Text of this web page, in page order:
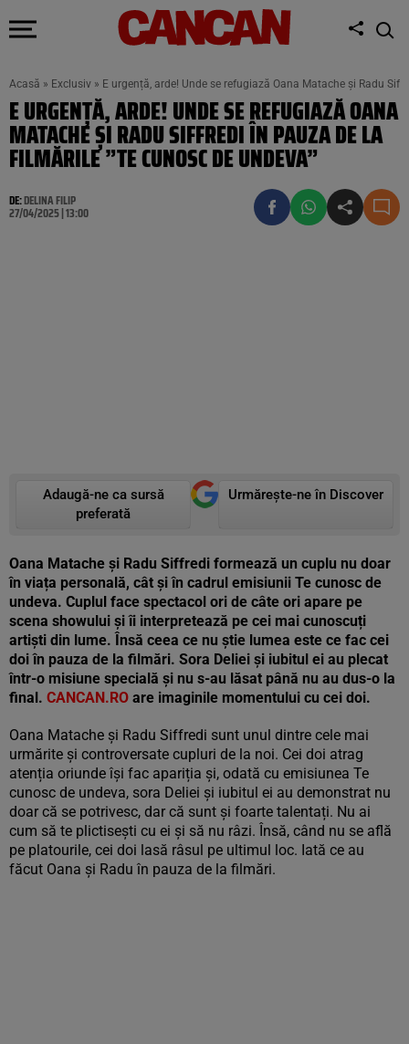
Acasă » Exclusiv » E urgență, arde! Unde se refugiază Oana Matache și Radu
E URGENȚĂ, ARDE! UNDE SE REFUGIAZĂ OANA
MATACHE ȘI RADU SIFFREDI ÎN PAUZA DE LA
FILMĂRILE ”TE CUNOSC DE UNDEVA”
DE:DELINA FILIP
27/04/2025 | 13:00
Adaugă-ne ca sursă
preferată
Urmărește-ne în Discover
Oana Matache și Radu Siffredi formează un cuplu nu doar
în viața personală, cât și în cadrul emisiunii Te cunosc de
undeva. Cuplul face spectacol ori de câte ori apare pe
scena showului și îi interpretează pe cei mai cunoscuți
artiști din lume. Însă ceea ce nu știe lumea este ce fac cei
doi în pauza de la filmări. Sora Deliei și iubitul ei au plecat
într-o misiune specială și nu s-au lăsat până nu au dus-o la
final. CANCAN.RO are imaginile momentului cu cei doi.
Oana Matache și Radu Siffredi sunt unul dintre cele mai
urmărite și controversate cupluri de la noi. Cei doi atrag
atenția oriunde își fac apariția și, odată cu emisiunea Te
cunosc de undeva, sora Deliei și iubitul ei au demonstrat nu
doar că se potrivesc, dar că sunt și foarte talentați. Nu ai
cum să te plictisești cu ei și să nu râzi. Însă, când nu se află
pe platourile, cei doi lasă râsul pe ultimul loc. Iată ce au
făcut Oana și Radu în pauza de la filmări.